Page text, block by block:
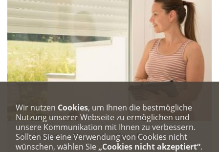
Nachrüsten für mehr Komfort
Wir nutzen Cookies, um Ihnen die bestmögliche
Nutzung unserer Webseite zu ermöglichen und
unsere Kommunikation mit Ihnen zu verbessern.
Sollten Sie eine Verwendung von Cookies nicht
wünschen, wählen Sie „Cookies nicht akzeptiert“.